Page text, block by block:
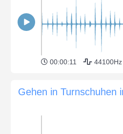
00:00:11 44100Hz